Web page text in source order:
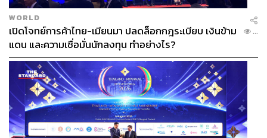
WORLD
เปิดโจทย์การค้าไทย-เมียนมา ปลดล็อกกฎระเบียบ เงินข้าม
แดน และความเชื่อมั่นนักลงทุน ทำอย่างไร?
...